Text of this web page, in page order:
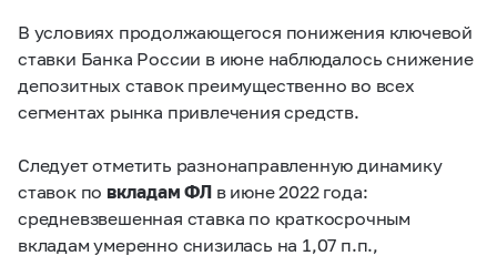
В условиях продолжающегося понижения ключевой
ставки Банка России в июне наблюдалось снижение
депозитных ставок преимущественно во всех
сегментах рынка привлечения средств.
Следует отметить разнонаправленную динамику
ставок по вкладам ФЛ в июне 2022 года:
средневзвешенная ставка по краткосрочным
вкладам умеренно снизилась на 1,07 п.п.,